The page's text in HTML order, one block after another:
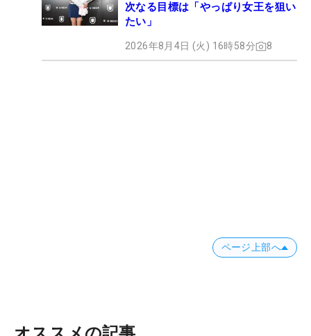
次なる目標は「やっぱり女王を狙い
たい」
2026年8月4日 (火) 16時58分 8
ページ上部へ